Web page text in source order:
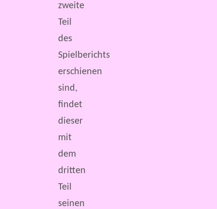
zweite
Teil
des
Spielberichts
erschienen
sind,
findet
dieser
mit
dem
dritten
Teil
seinen